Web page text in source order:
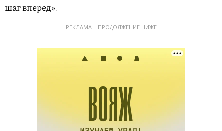
шаг вперед».
РЕКЛАМА – ПРОДОЛЖЕНИЕ НИЖЕ